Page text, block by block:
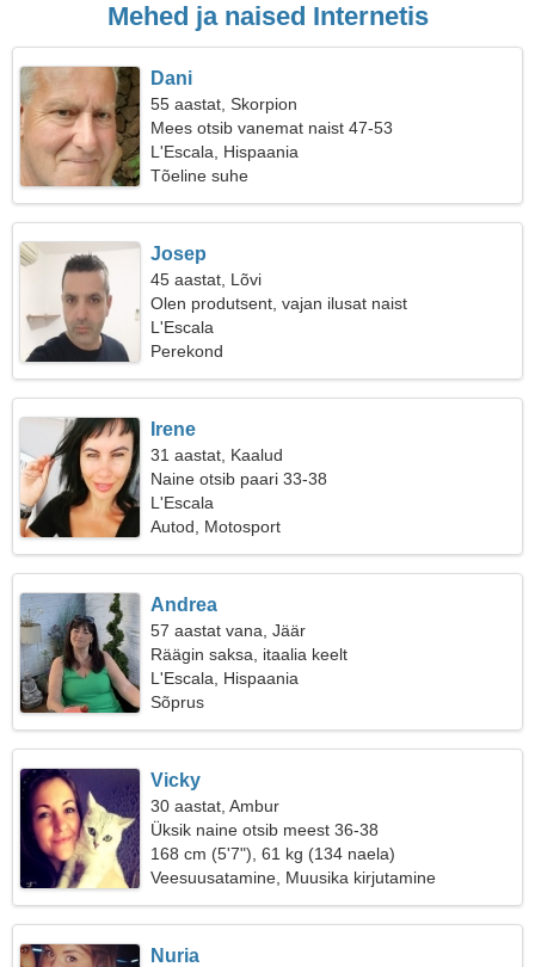
Mehed ja naised Internetis
Dani
55 aastat, Skorpion
Mees otsib vanemat naist 47-53
L'Escala, Hispaania
Tõeline suhe
Josep
45 aastat, Lõvi
Olen produtsent, vajan ilusat naist
L'Escala
Perekond
Irene
31 aastat, Kaalud
Naine otsib paari 33-38
L'Escala
Autod, Motosport
Andrea
57 aastat vana, Jäär
Räägin saksa, itaalia keelt
L'Escala, Hispaania
Sõprus
Vicky
30 aastat, Ambur
Üksik naine otsib meest 36-38
168 cm (5'7"), 61 kg (134 naela)
Veesuusatamine, Muusika kirjutamine
Nuria